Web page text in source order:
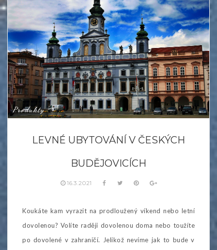
Produkty
LEVNÉ UBYTOVÁNÍ V ČESKÝCH
BUDĚJOVICÍCH
16.3.2021
Koukáte kam vyrazit na prodloužený víkend nebo letní
dovolenou? Volíte raději dovolenou doma nebo toužíte
po dovolené v zahraničí. Jelikož nevíme jak to bude v